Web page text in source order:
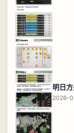
2026-